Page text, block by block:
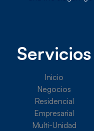
Servicios
Inicio
Negocios
Residencial
Empresarial
Multi-Unidad